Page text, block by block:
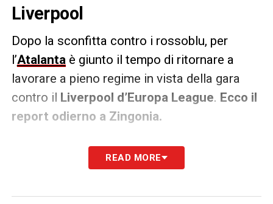
Liverpool
Dopo la sconfitta contro i rossoblu, per
l’Atalanta è giunto il tempo di ritornare a
lavorare a pieno regime in vista della gara
contro il Liverpool d’Europa League. Ecco il
report odierno a Zingonia.
Oggi allenamento mattutino completo per chi
non ha giocato o giocato poco a
READ MORE